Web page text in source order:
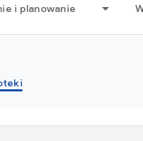
i planowanie